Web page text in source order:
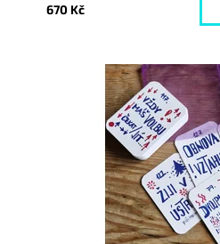
670 Kč
Dostupnost:
Skladem
9925